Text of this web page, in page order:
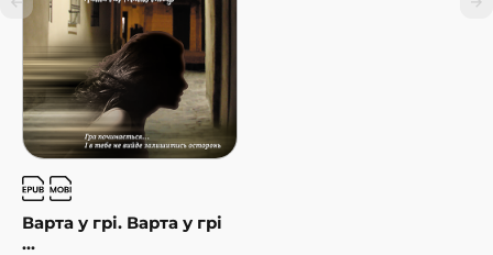
Варта у грі. Варта у грі
...